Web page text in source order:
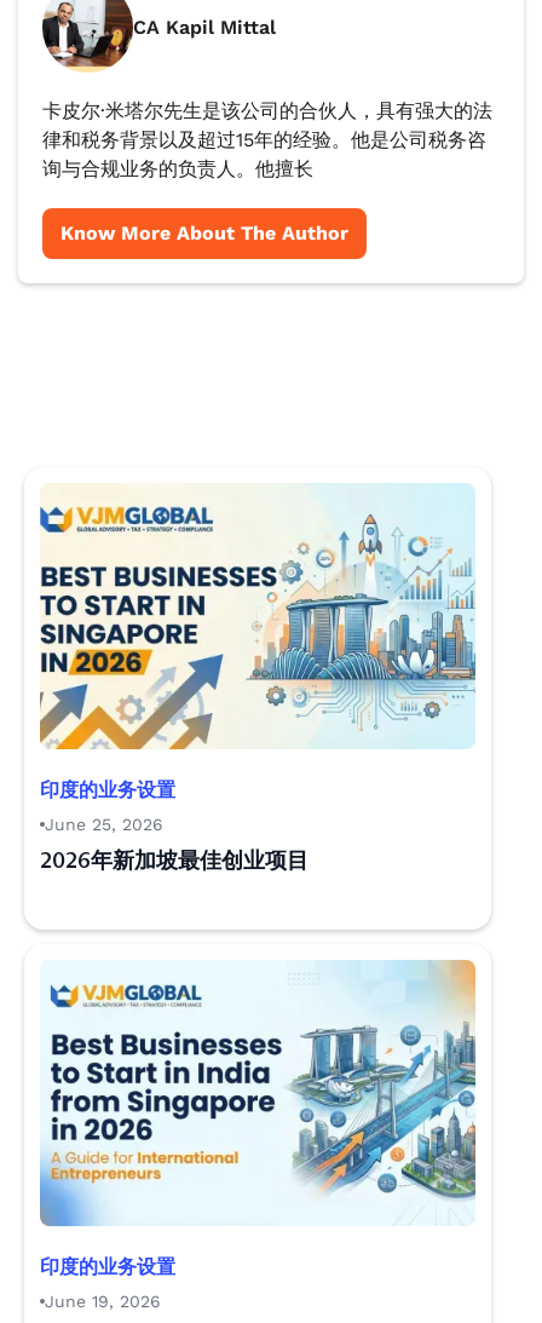
CA Kapil Mittal
卡皮尔·米塔尔先生是该公司的合伙人，具有强大的法
律和税务背景以及超过15年的经验。他是公司税务咨
询与合规业务的负责人。他擅长
Know More About The Author
印度的业务设置
June 25, 2026
2026年新加坡最佳创业项目
印度的业务设置
June 19, 2026